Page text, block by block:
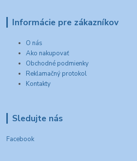
Informácie pre zákazníkov
O nás
Ako nakupovať
Obchodné podmienky
Reklamačný protokol
Kontakty
Sledujte nás
Facebook